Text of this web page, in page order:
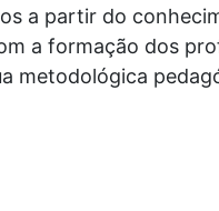
a partir do
a formação dos
metodológica